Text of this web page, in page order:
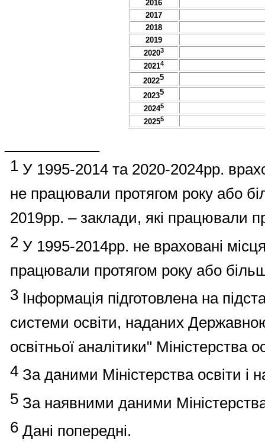
2016
2017
2018
2019
20203
20214
20225
20235
20245
20255
1 У 1995-2014 та 2020-2024рр.
не працювали протягом року або
2019рр. –заклади,які працювали
2 У 1995-2014рр. не враховані
працювали протягом року або
3 Інформація підготовленана
системи освіти, наданих
освітньої аналітики" Міністерства
4 За даними Міністерства освіти і
5 За наявними даними
6 Дані попередні.